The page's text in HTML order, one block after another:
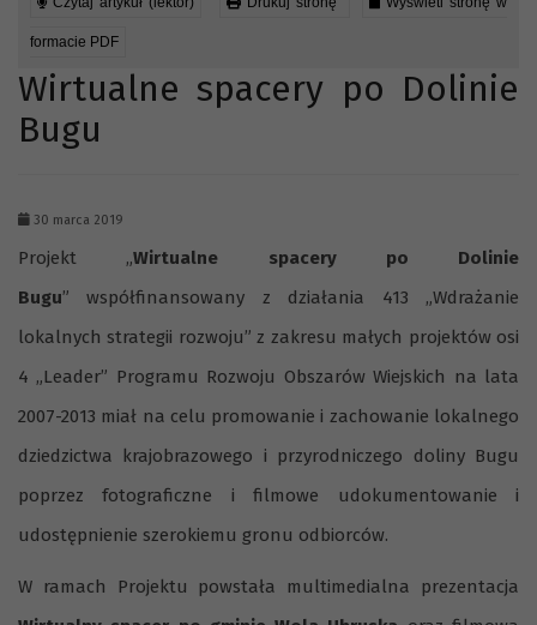
formacie PDF
Wirtualne spacery po Dolinie
Bugu
30 marca 2019
Projekt „Wirtualne spacery po Dolinie
Bugu” współfinansowany z działania 413 „Wdrażanie
lokalnych strategii rozwoju” z zakresu małych projektów osi
4 „Leader” Programu Rozwoju Obszarów Wiejskich na lata
2007-2013 miał na celu promowanie i zachowanie lokalnego
dziedzictwa krajobrazowego i przyrodniczego doliny Bugu
poprzez fotograficzne i filmowe udokumentowanie i
udostępnienie szerokiemu gronu odbiorców.
W ramach Projektu powstała multimedialna prezentacja